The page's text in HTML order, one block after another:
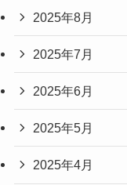
2025年8月
2025年7月
2025年6月
2025年5月
2025年4月